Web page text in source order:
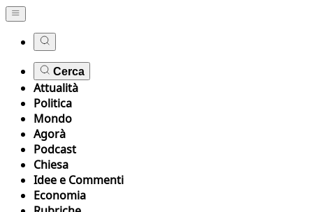
Cerca
Attualità
Politica
Mondo
Agorà
Podcast
Chiesa
Idee e Commenti
Economia